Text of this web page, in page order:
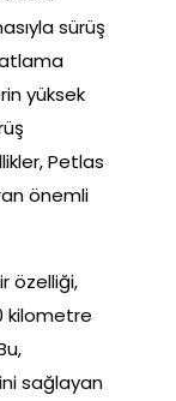
sürüş
yüksek
Petlas
önemli
özelliği,
kilometre
sağlayan